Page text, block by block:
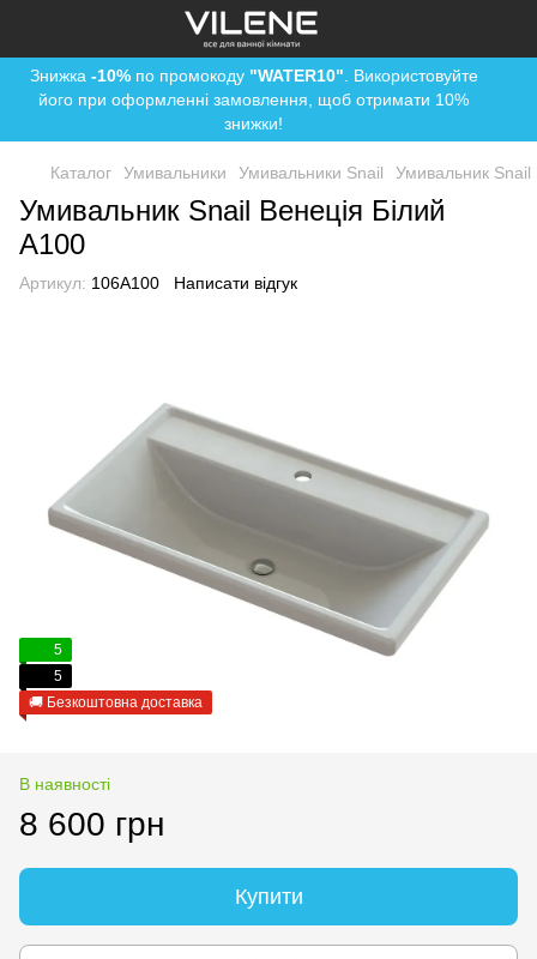
Знижка -10%по промокоду "WATER10" . Використовуйте
його при оформленні замовлення, щоб отримати 10%
знижки!
Каталог Умивальники Умивальники Snail Умивальник Snail
Умивальник Snail Венеція Білий
А100
Артикул: 106A100 Написати відгук
5
5
🚚 Безкоштовна доставка
В наявності
8 600 грн
Купити